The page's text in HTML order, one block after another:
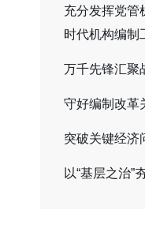
充分发挥党管
时代机构编制
万千先锋汇聚
守好编制改革
突破关键经济
以“基层之治”